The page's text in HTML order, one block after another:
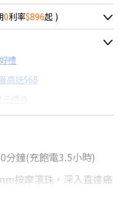
0利率$896起 )
車顯示為主
配合銀行/業者
18家銀行/業者
18家銀行/業者
禮
高送$68
禮券
滿額最高回饋25%
分鐘(充飽電3.5小時)
按摩滾珠，深入直達痛